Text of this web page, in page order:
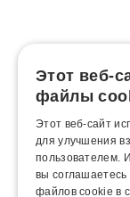
Этот веб-
файлы
Этот веб-сайт
для улучшения
пользователем.
вы соглашаетесь
файлов cookie в